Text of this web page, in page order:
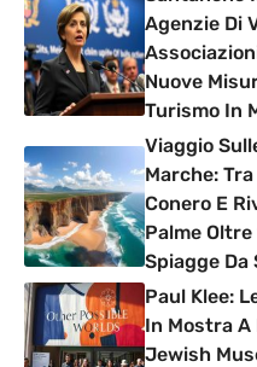
Agenzie Di
Nuove
Turismo In
Viaggio
Marche:
Conero E
Palme Oltre
Spiagge Da
Paul Klee:
In Mostra A
Jewish